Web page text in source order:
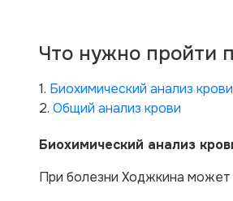
Что нужно пройти
1. Биохимический анализ крови
2. Общий анализ крови
Биохимический анализ
При болезни Ходжкина может